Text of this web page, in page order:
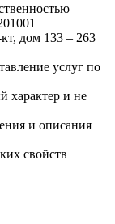
дом 133 – 263
услуг по
характер и не
и описания
свойств